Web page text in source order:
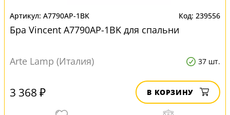
A7790AP-1BK 239556
Бра Vincent A7790AP-1BK для спальни
Arte Lamp (Италия) 37 шт.
3 368 ₽ В КОРЗИНУ